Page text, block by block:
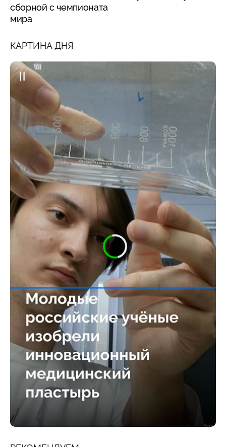
сборной с чемпионата
мира
КАРТИНА ДНЯ